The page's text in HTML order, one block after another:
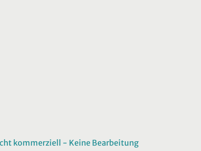
kommerziell - Keine Bearbeitung